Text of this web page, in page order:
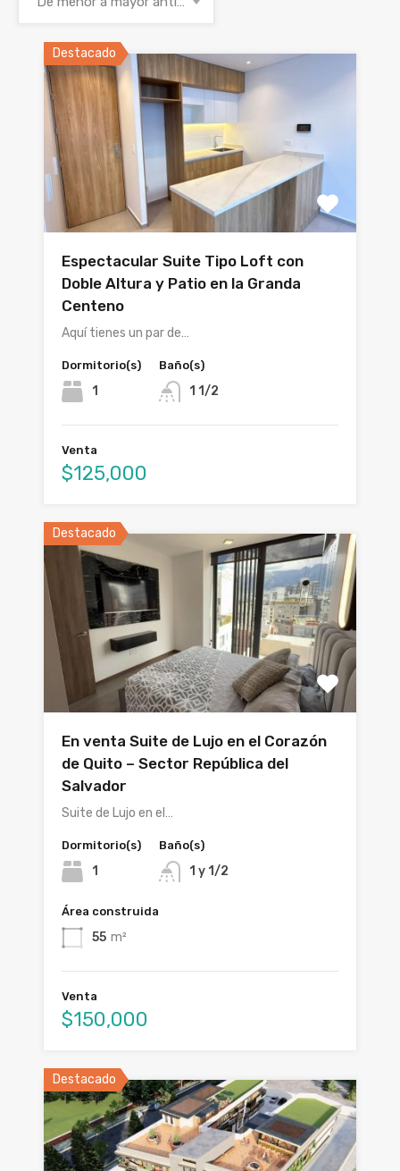
Destacado
Espectacular Suite Tipo Loft con
Doble Altura y Patio en la Granda
Centeno
Aquí tienes un par de…
Dormitorio(s)
1
Baño(s)
1 1/2
Venta
$125,000
Destacado
En venta Suite de Lujo en el Corazón
de Quito – Sector República del
Salvador
Suite de Lujo en el…
Dormitorio(s)
1
Baño(s)
1 y 1/2
Área construida
55 m²
Venta
$150,000
Destacado